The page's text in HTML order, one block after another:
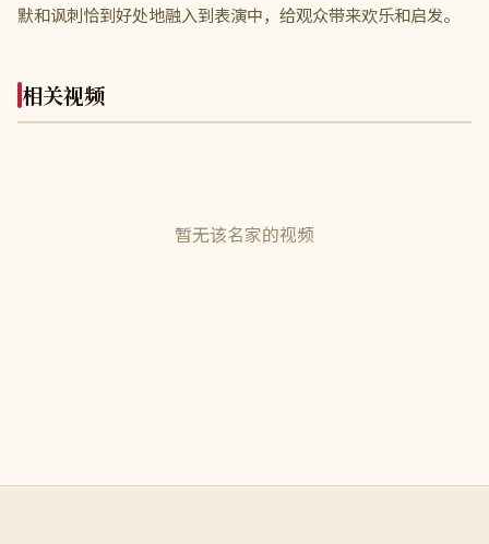
默和讽刺恰到好处地融入到表演中，给观众带来欢乐和启发。
相关视频
暂无该名家的视频